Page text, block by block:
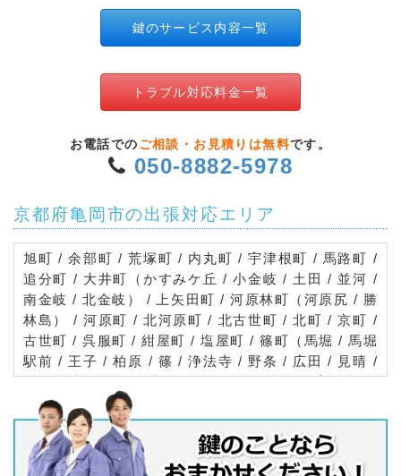
鍵のサービス内容一覧
トラブル対応料金一覧
お電話での ご相談・お見積りは無料です。
050-8882-5978
京都府亀岡市の出張対応エリア
旭町 / 余部町 / 荒塚町 / 内丸町 / 宇津根町 / 馬路町 /
追分町 / 大井町（かすみケ丘 / 小金岐 / 土田 / 並河 /
南金岐 / 北金岐） / 上矢田町 / 河原林町（河原尻 / 勝
林島） / 河原町 / 北河原町 / 北古世町 / 北町 / 京町 /
古世町 / 呉服町 / 紺屋町 / 塩屋町 / 篠町（馬堀 / 馬堀
駅前 / 王子 / 柏原 / 篠 / 浄法寺 / 野条 / 広田 / 見晴 /
森 / 山本 / 夕日ケ丘） / 下矢田町 / 新町 / 曽我部町
（穴太 / 犬飼 / 春日部 / 重利 / 寺 / 中 / 南条 / 西条 /
法貴） / 千歳町（国分 / 千歳 / 毘沙門） / 千代川町
（今津 / 小川 / 小林 / 川関 / 北ノ庄 / 高野林 / 千原 /
拝田 / 日吉台 / 湯井） / 突抜町 / 中矢田町 / 南郷町 /